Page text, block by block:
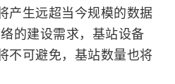
产生远超当今规模的数据
的建设需求，基站设备
不可避免，基站数量也将